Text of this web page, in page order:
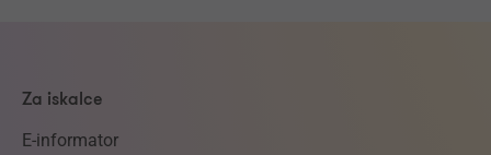
Za iskalce
E-informator